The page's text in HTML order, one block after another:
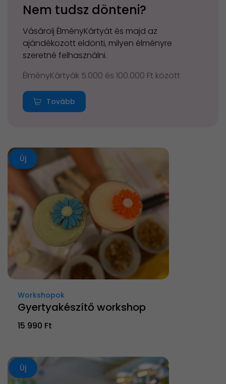
Nem tudsz dönteni?
Vásárolj ÉlményKártyát és majd az
ajándékozott eldönti, milyen élményre
szeretné felhasználni.
ÉlményKártyák 5.000 és 100.000 Ft között
Tovább
Új
Workshopok
Gyertyakészítő workshop
15 990 Ft
Új